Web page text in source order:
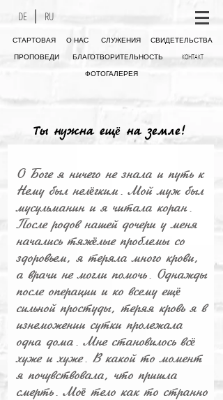
DE RU
СТАРТОВАЯ О НАС СЛУЖЕНИЯ СВИДЕТЕЛЬСТВА
ПРОПОВЕДИ БЛАГОТВОРИТЕЛЬНОСТЬ КОНТАКТ
ФОТОГАЛЕРЕЯ
Ты нужна ещёна земле!
О Боге я ничего не знала и путь к
Нему был нелёгким. Мой муж был
мусульманин и я читала коран.
После родов нашей дочери у меня
начались тяжёлые проблемы со
здоровьем, я теряла много крови,
а врачи не могли помочь. Однажды
после операции и ко всему ещё
сильной простуды, теряя кровь я в
изнеможении сутки пролежала
одна дома. Мне становилось всё
хуже и хуже. В какой то момент
я почувствовала, что пришла
смерть. Моё тело как то странно